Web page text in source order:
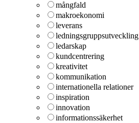
mångfald
makroekonomi
leverans
ledningsgruppsutveckling
ledarskap
kundcentrering
kreativitet
kommunikation
internationella relationer
inspiration
innovation
informationssäkerhet